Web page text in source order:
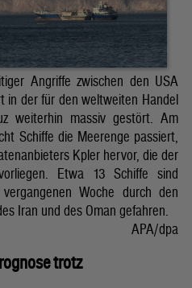
Angriffe zwischen den USA
in der für den weltweiten Handel
weiterhin massiv gestört. Am
Schiffe die Meerenge passiert,
Kpler hervor, die der
Etwa 13 Schiffe sind
Woche durch den
Iran und des Oman gefahren.
APA/dpa
trotz